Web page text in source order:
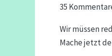
35
Wir müssen
Mache jetzt
reden
|
Traurige